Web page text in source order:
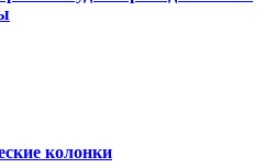
колонки